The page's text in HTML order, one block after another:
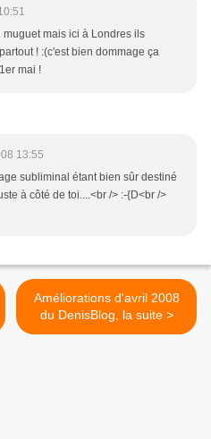
mais ici à Londres ils
! :(c'est bien dommage ça
mai !
13:55
subliminal étant bien sûr destiné
à côté de toi....<br /> :-{D<br />
Améliorations d'avril 2008
du DenisBlog, la suite >